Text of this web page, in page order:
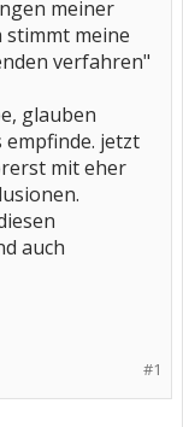
meiner
meine
verfahren"
glauben
empfinde. jetzt
mit eher
auch
#1